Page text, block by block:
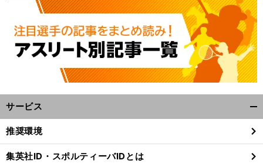
サービス
閉
る
推奨環境
集英社ID・スポルティーバIDとは